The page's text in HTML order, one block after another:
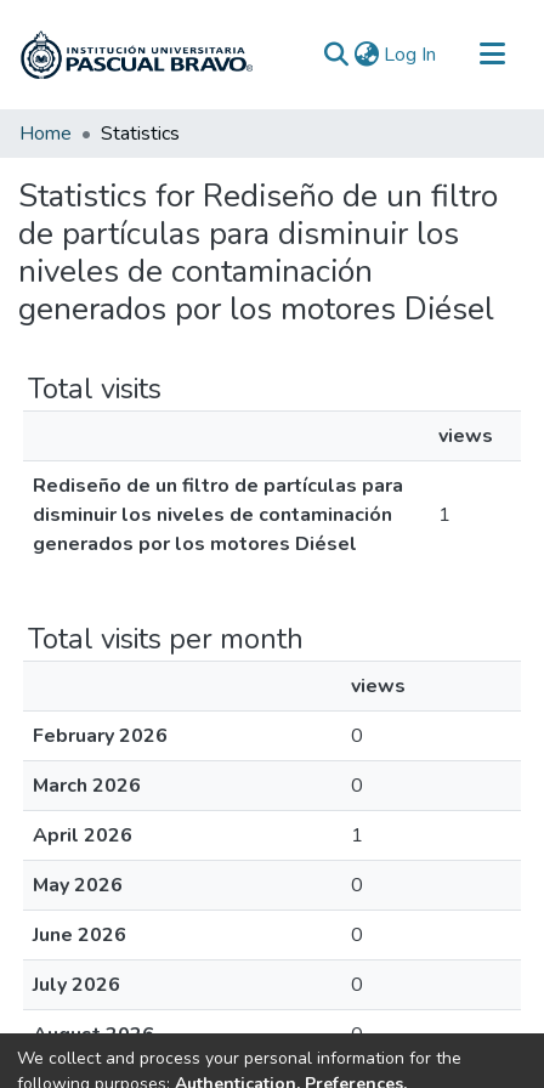
Log In (current)
Communities & Collections
Home Statistics
Statistics for Rediseño de un filtro
de partículas para disminuir los
niveles de contaminación
generados por los motores Diésel
Total visits
views
Rediseño de un filtro de partículas para
disminuir los niveles de contaminación
generados por los motores Diésel
1
Total visits per month
views
February 2026
0
March 2026
0
April 2026
1
May 2026
0
June 2026
0
July 2026
0
August 2026
0
We collect and process your personal information for the